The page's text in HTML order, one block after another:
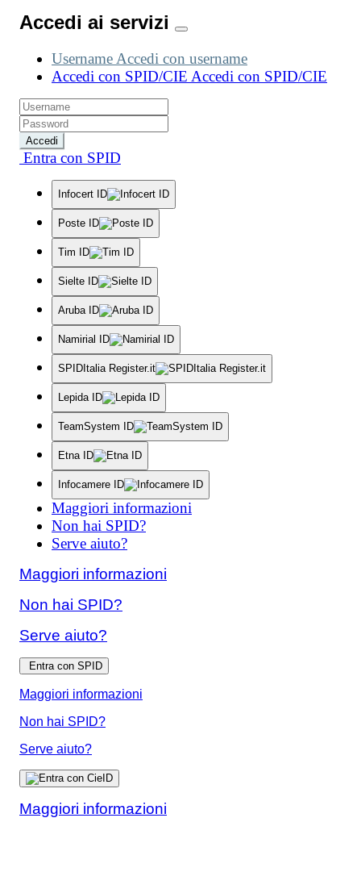
Accedi ai servizi
Username Accedi con username
Accedi con SPID/CIE Accedi con SPID/CIE
Accedi
Entra con SPID
Infocert ID
Poste ID
Tim ID
Sielte ID
Aruba ID
Namirial ID
SPIDItalia Register.it
Lepida ID
TeamSystem ID
Etna ID
Infocamere ID
Maggiori informazioni
Non hai SPID?
Serve aiuto?
Maggiori informazioni
Non hai SPID?
Serve aiuto?
Entra con SPID
Maggiori informazioni
Non hai SPID?
Serve aiuto?
Maggiori informazioni